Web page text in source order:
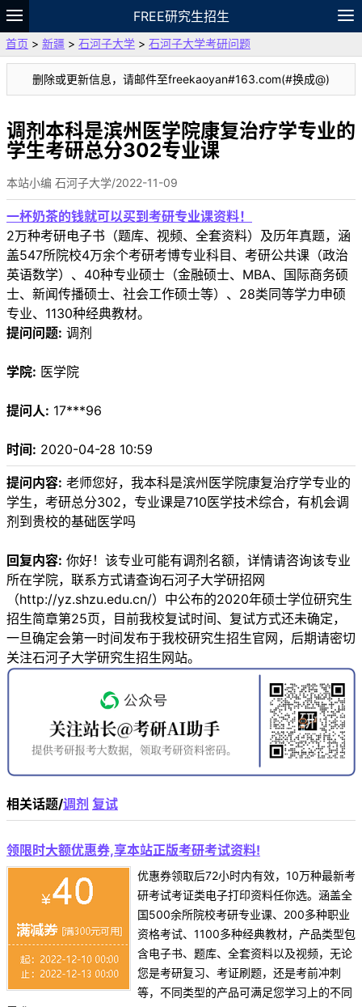
FREE研究生招生
题库
故事 专题 APP 笔记
VIP
资料
首页 > 新疆 > 石河子大学 > 石河子大学考研问题
删除或更新信息，请邮件至freekaoyan#163.com(#换成@)
调剂本科是滨州医学院康复治疗学专业的
学生考研总分302专业课
本站小编 石河子大学/2022-11-09
一杯奶茶的钱就可以买到考研专业课资料！
2万种考研电子书（题库、视频、全套资料）及历年真题，涵
盖547所院校4万余个考研考博专业科目、考研公共课（政治
英语数学）、40种专业硕士（金融硕士、MBA、国际商务硕
士、新闻传播硕士、社会工作硕士等）、28类同等学力申硕
专业、1130种经典教材。
提问问题: 调剂
学院: 医学院
提问人: 17***96
时间: 2020-04-28 10:59
提问内容: 老师您好，我本科是滨州医学院康复治疗学专业的
学生，考研总分302，专业课是710医学技术综合，有机会调
剂到贵校的基础医学吗
回复内容: 你好！该专业可能有调剂名额，详情请咨询该专业
所在学院，联系方式请查询石河子大学研招网
（http://yz.shzu.edu.cn/）中公布的2020年硕士学位研究生
招生简章第25页，目前我校复试时间、复试方式还未确定，
一旦确定会第一时间发布于我校研究生招生官网，后期请密切
关注石河子大学研究生招生网站。
相关话题/调剂 复试
领限时大额优惠券,享本站正版考研考试资料!
优惠券领取后72小时内有效，10万种最新考
研考试考证类电子打印资料任你选。涵盖全
国500余所院校考研专业课、200多种职业
资格考试、1100多种经典教材，产品类型包
含电子书、题库、全套资料以及视频，无论
您是考研复习、考证刷题，还是考前冲刺
等，不同类型的产品可满足您学习上的不同